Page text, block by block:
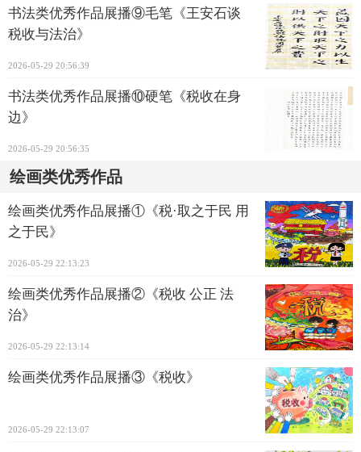
书法类优秀作品展播⑨毛笔《王安石谈
税收与法治》
2026-05-29 20:56:39
书法类优秀作品展播⑩硬笔《税收在身
边》
2026-05-29 20:56:35
绘画类优秀作品
绘画类优秀作品展播①《税·取之于民 用
之于民》
2026-05-29 22:13:23
绘画类优秀作品展播②《税收 公正 法
治》
2026-05-29 22:13:14
绘画类优秀作品展播③《税收》
2026-05-29 22:13:07